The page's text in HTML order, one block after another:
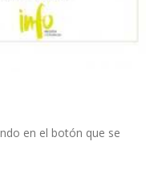
en el botón que se